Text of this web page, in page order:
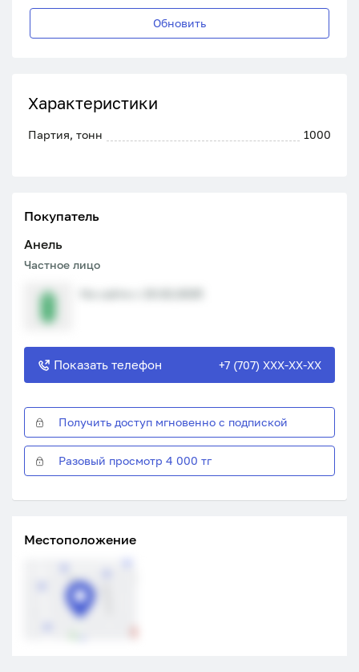
Обновить
Характеристики
Партия, тонн 1000
Покупатель
Анель
Частное лицо
Показать телефон +7 (707) XXX-XX-XX
Получить доступ мгновенно с подпиской
Разовый просмотр 4 000 тг
Местоположение